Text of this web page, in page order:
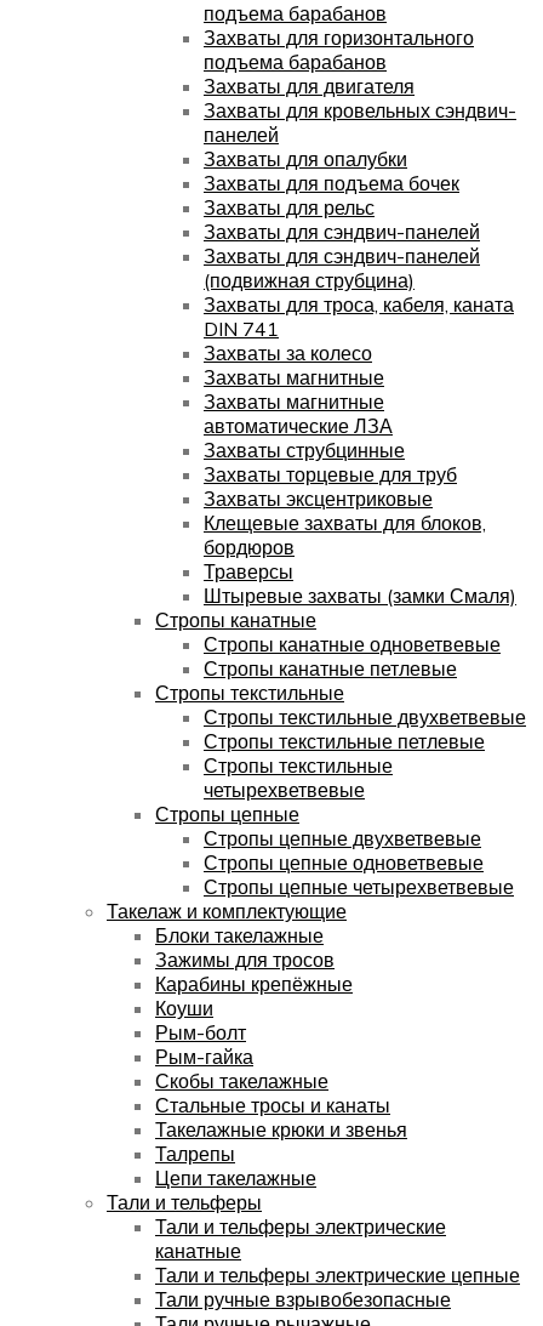
подъема барабанов
Захваты для горизонтального
подъема барабанов
Захваты для двигателя
Захваты для кровельных сэндвич-
панелей
Захваты для опалубки
Захваты для подъема бочек
Захваты для рельс
Захваты для сэндвич-панелей
Захваты для сэндвич-панелей
(подвижная струбцина)
Захваты для троса, кабеля, каната
DIN 741
Захваты за колесо
Захваты магнитные
Захваты магнитные
автоматические ЛЗА
Захваты струбцинные
Захваты торцевые для труб
Захваты эксцентриковые
Клещевые захваты для блоков,
бордюров
Траверсы
Штыревые захваты (замки Смаля)
Стропы канатные
Стропы канатные одноветвевые
Стропы канатные петлевые
Стропы текстильные
Стропы текстильные двухветвевые
Стропы текстильные петлевые
Стропы текстильные
четырехветвевые
Стропы цепные
Стропы цепные двухветвевые
Стропы цепные одноветвевые
Стропы цепные четырехветвевые
Такелаж и комплектующие
Блоки такелажные
Зажимы для тросов
Карабины крепёжные
Коуши
Рым-болт
Рым-гайка
Скобы такелажные
Стальные тросы и канаты
Такелажные крюки и звенья
Талрепы
Цепи такелажные
Тали и тельферы
Тали и тельферы электрические
канатные
Тали и тельферы электрические цепные
Тали ручные взрывобезопасные